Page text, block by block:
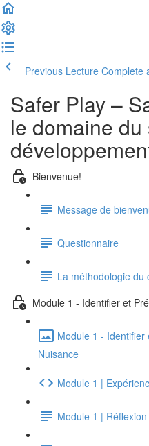
Previous Lecture Complete
Safer Play –
le domaine
Bienvenue!
Message de
Questionnaire
La méthodologie du
Module 1 - Identifier et
Module 1 - Identifier
Nuisance
Module 1 |
Module 1 | Réflexion